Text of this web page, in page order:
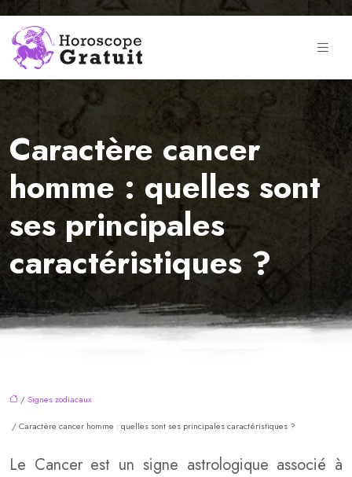
Caractère cancer
homme : quelles sont
ses principales
caractéristiques ?
/ Signes zodiacaux
/ Caractère cancer homme : quelles sont ses principales caractéristiques ?
Le Cancer est un signe astrologique associé à